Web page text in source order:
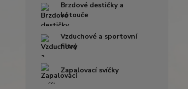
Brzdové destičky a
kotouče
Vzduchové a sportovní
filtry
Zapalovací svíčky